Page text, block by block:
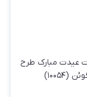
عیدت مبارک طرح
(۱۰۰۵۴)